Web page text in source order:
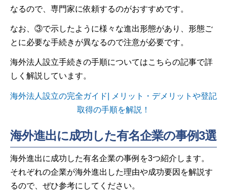
なるので、専門家に依頼するのがおすすめです。
なお、③で示したように様々な進出形態があり、形態ご
とに必要な手続きが異なるので注意が必要です。
海外法人設立手続きの手順についてはこちらの記事で詳
しく解説しています。
海外法人設立の完全ガイド| メリット・デメリットや登記
取得の手順を解説！
海外進出に成功した有名企業の事例3選
海外進出に成功した有名企業の事例を3つ紹介します。
それぞれの企業が海外進出した理由や成功要因を解説す
るので、ぜひ参考にしてください。